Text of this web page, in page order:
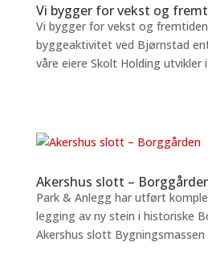
Vi bygger for vekst og
Vi bygger for vekst og
byggeaktivitet ved Bjørnstad
våre eiere Skolt Holding utvikler i
Akershus slott –
Park & Anlegg har utført
legging av ny stein i historiske
Akershus slott Bygningsmassen